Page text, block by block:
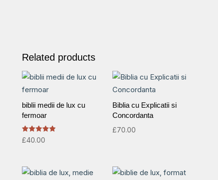
maini
in
aurii
index,
Isus
Related products
biblii medii de lux cu
fermoar
Rated
5.00
£40.00
Biblia cu Explicatii si
Concordanta
£70.00